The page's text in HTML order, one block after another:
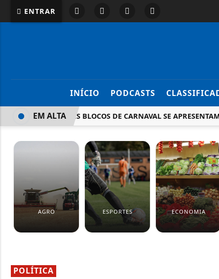
ENTRAR
INÍCIO PODCASTS
SAIBA QUAIS BLOCOS DE CARNAVAL SE APRESENTAM
EM ALTA
AGRO ESPORTES ECONOMIA
POLÍTICA